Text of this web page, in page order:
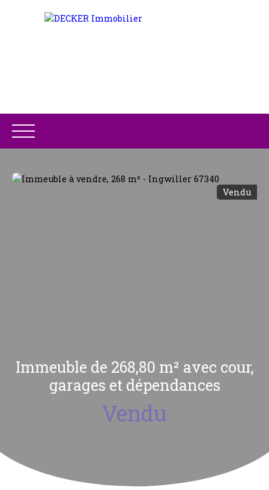
GESTION
Vendu
Immeuble de 268,80 m² avec cour,
garages et dépendances
Vendu